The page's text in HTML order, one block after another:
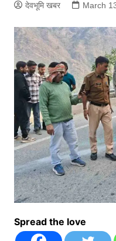
देवभूमि खबर March
Spread the love